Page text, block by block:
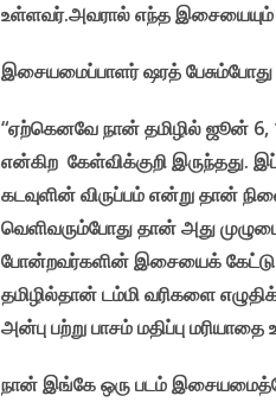
உள்ளவர்.அவரால் எந்த இசையையும்
இசையமைப்பாளர் ஷரத் பேசும்போது
“ஏற்கெனவே நான் தமிழில் ஜூன் 6,
என்கிற கேள்விக்குறி இருந்தது.
கடவுளின் விருப்பம் என்று தான்
வெளிவரும்போது தான் அது
போன்றவர்களின் இசையைக்
தமிழில்தான் டம்மி வரிகளை
அன்பு பற்று பாசம் மதிப்பு
நான் இங்கே ஒரு படம்